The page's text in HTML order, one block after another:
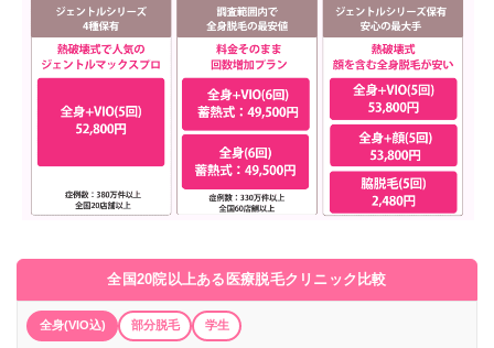
全国20院以上ある医療脱毛クリニック比較
全身(VIO込) 部分脱毛 学生